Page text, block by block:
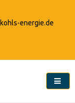
energie.de